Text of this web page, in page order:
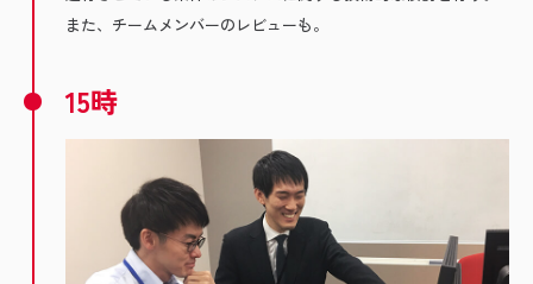
また、チームメンバーのレビューも。
15時